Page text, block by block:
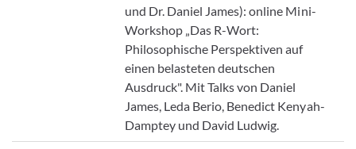
und Dr. Daniel James): online Mini-
Workshop „Das R-Wort:
Philosophische Perspektiven auf
einen belasteten deutschen
Ausdruck". Mit Talks von Daniel
James, Leda Berio, Benedict Kenyah-
Damptey und David Ludwig.